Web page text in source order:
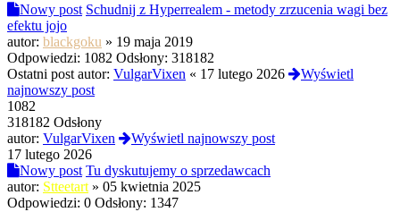
Nowy post Schudnij z Hyperrealem - metody zrzucenia wagi bez
efektu jojo
autor: blackgoku » 19 maja 2019
Odpowiedzi: 1082 Odsłony: 318182
Ostatni post autor: VulgarVixen « 17 lutego 2026
Wyświetl
najnowszy post
1082
318182 Odsłony
autor: VulgarVixen
Wyświetl najnowszy post
17 lutego 2026
Nowy post Tu dyskutujemy o sprzedawcach
autor: Stteetart » 05 kwietnia 2025
Odpowiedzi: 0 Odsłony: 1347